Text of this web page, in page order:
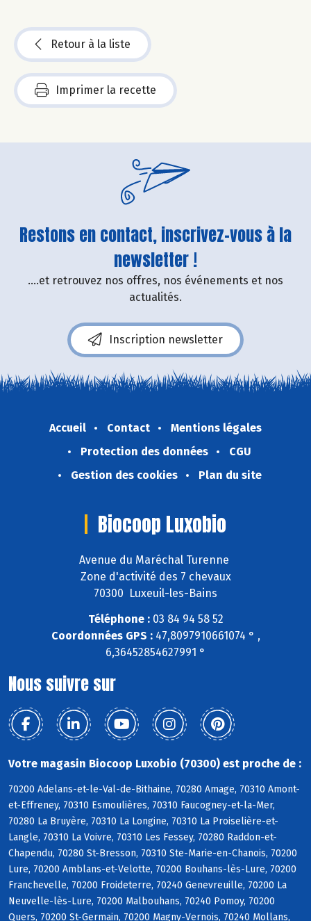
Retour à la liste
Imprimer la recette
Restons en contact, inscrivez-vous à la
newsletter !
....et retrouvez nos offres, nos événements et nos
actualités.
Inscription newsletter
Accueil Contact
Mentions légales
Protection des données
CGU
Gestion des cookies
Plan du site
Biocoop Luxobio
Avenue du Maréchal Turenne
Zone d'activité des 7 chevaux
70300 Luxeuil-les-Bains
Téléphone :03 84 94 58 52
Coordonnées GPS :47,8097910661074 ° ,
6,36452854627991 °
Nous suivre sur
Votre magasin Biocoop Luxobio (70300) est proche de :
70200 Adelans-et-le-Val-de-Bithaine, 70280 Amage, 70310 Amont-
et-Effreney, 70310 Esmoulières, 70310 Faucogney-et-la-Mer,
70280 La Bruyère, 70310 La Longine, 70310 La Proiselière-et-
Langle, 70310 La Voivre, 70310 Les Fessey, 70280 Raddon-et-
Chapendu, 70280 St-Bresson, 70310 Ste-Marie-en-Chanois, 70200
Lure, 70200 Amblans-et-Velotte, 70200 Bouhans-lès-Lure, 70200
Franchevelle, 70200 Froideterre, 70240 Genevreuille, 70200 La
Neuvelle-lès-Lure, 70200 Malbouhans, 70240 Pomoy, 70200
Quers, 70200 St-Germain, 70200 Magny-Vernois, 70240 Mollans,